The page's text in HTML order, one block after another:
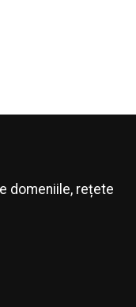
domeniile, rețete